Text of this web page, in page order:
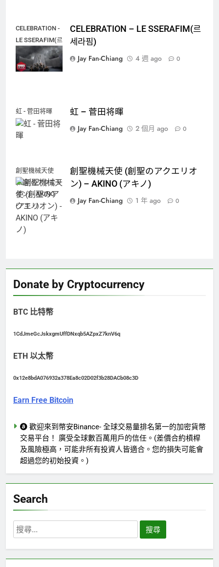
CELEBRATION -
LE SSERAFIM(르
세라핌)
CELEBRATION – LE SSERAFIM(르
세라핌)
Jay Fan-Chiang
4 週 ago 0
虹 - 菅田将暉
虹 – 菅田将暉
Jay Fan-Chiang
2 個月 ago 0
創聖機械天使
(創聖のアクエリ
オン) - AKINO
(アキノ)
創聖機械天使 (創聖のアクエリオ
ン) – AKINO (アキノ)
Jay Fan-Chiang
1 年 ago 0
Donate by Cryptocurrency
BTC 比特幣
1CdJmeGcJskxgmUffDNxqb5AZpxZ7knV6q
ETH 以太幣
0x12e8bdA076932a378Ea8c02D02f3b28DACb08c3D
Earn Free Bitcoin
歡迎來到幣安Binance- 全球交易量排名第一的加密貨幣
交易平台！ 廣受全球數百萬用戶的信任。(差價合約槓桿
及風險極高，可能非所有投資人皆適合。您的損失可能會
超過您的初始投資。)
Search
搜
尋